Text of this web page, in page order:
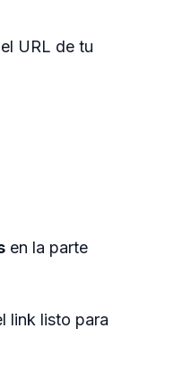
URL de tu
en la parte
link listo para